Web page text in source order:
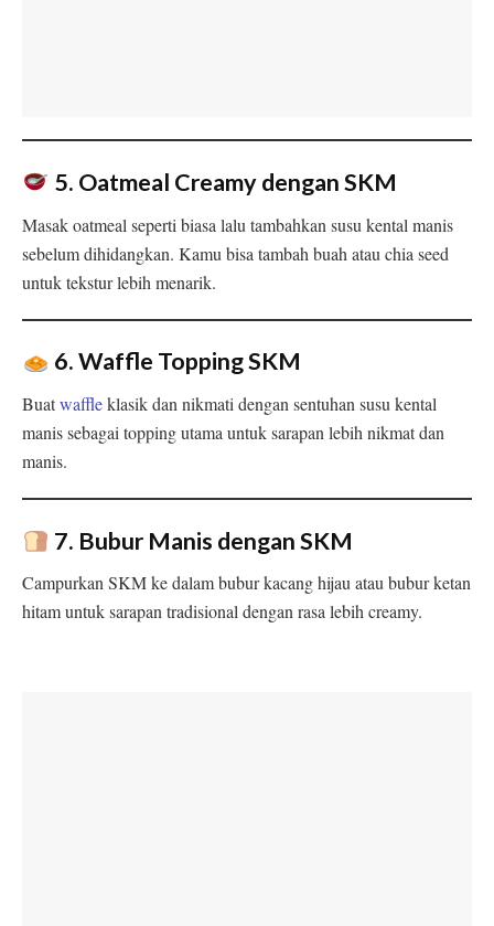
5. Oatmeal Creamy dengan SKM
Masak oatmeal seperti biasa lalu tambahkan susu kental manis
sebelum dihidangkan. Kamu bisa tambah buah atau chia seed
untuk tekstur lebih menarik.
6. Waffle Topping SKM
Buatwaffleklasik dan nikmati dengan sentuhan susu kental
manis sebagai topping utama untuk sarapan lebih nikmat dan
manis.
7. Bubur Manis dengan SKM
Campurkan SKM ke dalam bubur kacang hijau atau bubur ketan
hitam untuk sarapan tradisional dengan rasa lebih creamy.